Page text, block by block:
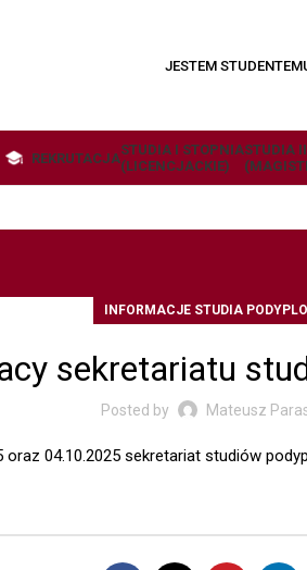
JESTEM STUDENTEM
REKRUTACJASTUDIA I STOPNIA
(LICENCJACKIE)
STUDIA
INFORMACJE STUDIA
sekretariatu
Posted by Mateusz
oraz 04.10.2025 sekretariat studiów